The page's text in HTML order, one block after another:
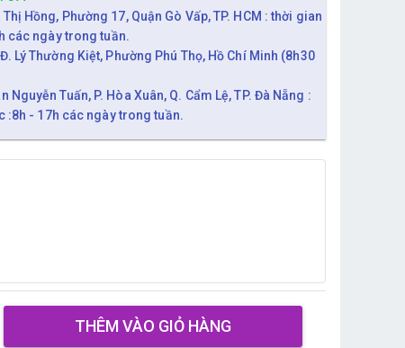
Hồng, Phường 17, Quận Gò Vấp, TP. HCM : thời gian
các ngày trong tuần.
Lý Thường Kiệt, Phường Phú Thọ, Hồ Chí Minh (8h30
Nguyễn Tuấn, P. Hòa Xuân, Q. Cẩm Lệ, TP. Đà Nẵng :
:8h - 17h các ngày trong tuần.
THÊM VÀO GIỎ HÀNG